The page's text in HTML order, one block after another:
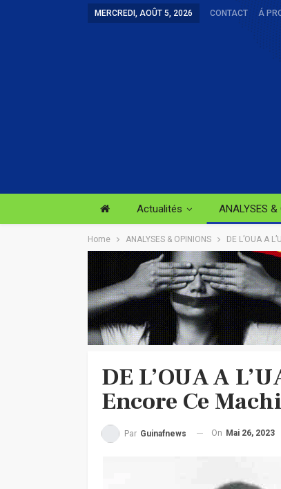
MERCREDI, AOÛT 5, 2026 CONTACT Á
Actualités ANALYSES &
Home ANALYSES & OPINIONS DE L’OUA A
DE L’OUA A
Encore Ce
Par Guinafnews On Mai 26, 2023